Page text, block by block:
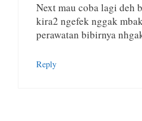
Next mau coba lagi deh
kira2 ngefek nggak
perawatan bibirnya
Reply